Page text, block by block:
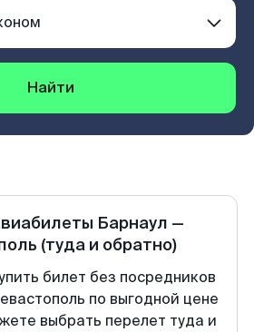
Найти
Барнаул —
(туда и обратно)
билет без посредников
по выгодной цене
выбрать перелет туда и